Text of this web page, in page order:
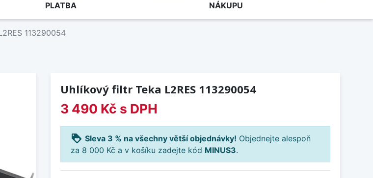
PLATBA
NÁKUPU
113290054
Uhlíkový filtr Teka L2RES 113290054
3 490 Kč s DPH
loyalty Sleva 3 % na všechny větší objednávky! Objednejte alespoň
za 8 000 Kč a v košíku zadejte kód MINUS3.